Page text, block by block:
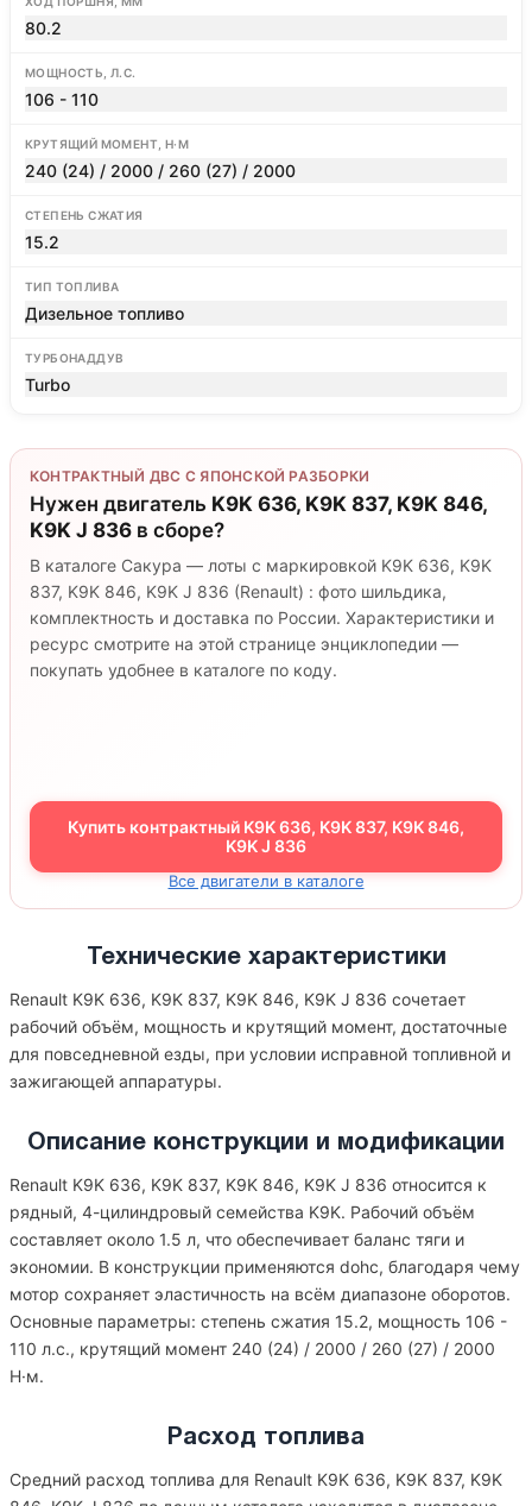
80.2
МОЩНОСТЬ, Л.С.
106 - 110
КРУТЯЩИЙ МОМЕНТ, Н·М
240 (24) / 2000 / 260 (27) / 2000
СТЕПЕНЬ СЖАТИЯ
15.2
ТИП ТОПЛИВА
Дизельное топливо
ТУРБОНАДДУВ
Turbo
КОНТРАКТНЫЙ ДВС С ЯПОНСКОЙ РАЗБОРКИ
Нужен двигатель K9K 636, K9K 837, K9K 846,
K9K J 836 в сборе?
В каталоге Сакура — лоты с маркировкой K9K 636, K9K
837, K9K 846, K9K J 836 (Renault) : фото шильдика,
комплектность и доставка по России. Характеристики и
ресурс смотрите на этой странице энциклопедии —
покупать удобнее в каталоге по коду.
Купить контрактный K9K 636, K9K 837, K9K 846,
K9K J 836
Все двигатели в каталоге
Технические характеристики
Renault K9K 636, K9K 837, K9K 846, K9K J 836 сочетает
рабочий объём, мощность и крутящий момент, достаточные
для повседневной езды, при условии исправной топливной и
зажигающей аппаратуры.
Описание конструкции и модификации
Renault K9K 636, K9K 837, K9K 846, K9K J 836 относится к
рядный, 4-цилиндровый семейства K9K. Рабочий объём
составляет около 1.5 л, что обеспечивает баланс тяги и
экономии. В конструкции применяются dohc, благодаря чему
мотор сохраняет эластичность на всём диапазоне оборотов.
Основные параметры: степень сжатия 15.2, мощность 106 -
110 л.с., крутящий момент 240 (24) / 2000 / 260 (27) / 2000
Н·м.
Расход топлива
Средний расход топлива для Renault K9K 636, K9K 837, K9K